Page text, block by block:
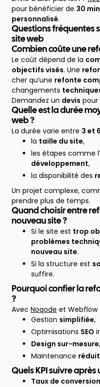
pour bénéficier de 30
personnalisé.
Questions fréquentes
site web
Combien coûte une
Le coût dépend de la
objectifs visés. Une
cher qu’une refonte
changements
Demandez un devis pour
Quelle est la durée
web ?
La durée varie entre 3 et
la taille du site,
les étapes comme l’
développement,
la disponibilité des
Un projet complexe,
prendre plus de temps.
Quand choisir entre
nouveau site ?
Si le site est trop
problèmes
nouveau site.
Si la structure est
suffire.
Pourquoi confier la
?
Avec Noqode et Webflow :
Gestion simplifiée,
Optimisations SEO
Design sur-mesure,
Maintenance
Quels KPI suivre après
Taux de conversion